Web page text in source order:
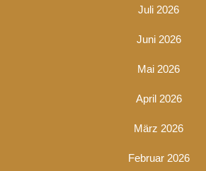
Juli 2026
Juni 2026
Mai 2026
April 2026
März 2026
Februar 2026